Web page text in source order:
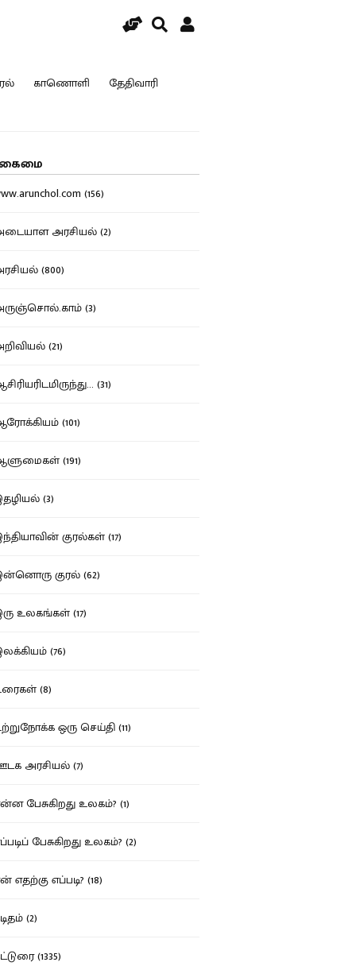
காணொளி தேதிவாரி
(156)
அரசியல் (2)
(800)
(3)
(21)
(31)
(101)
(191)
(3)
குரல்கள் (17)
குரல் (62)
உலகங்கள் (17)
(76)
(8)
ஒரு செய்தி (11)
அரசியல் (7)
பேசுகிறது உலகம்? (1)
பேசுகிறது உலகம்? (2)
எதற்கு எப்படி? (18)
(2)
(1335)